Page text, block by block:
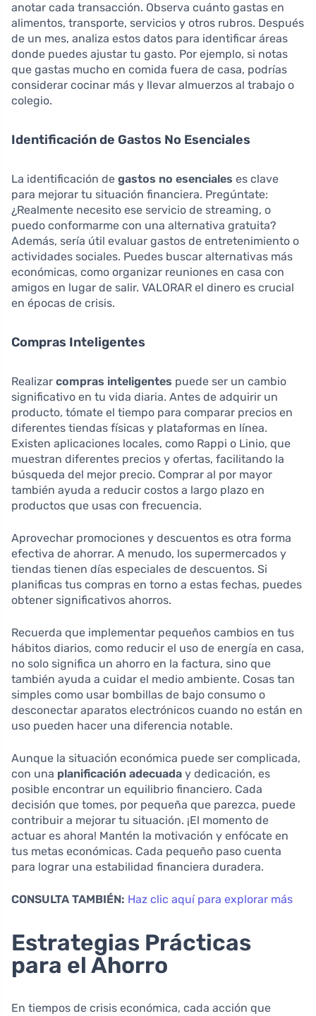
anotar cada transacción. Observa cuánto gastas en
alimentos, transporte, servicios y otros rubros. Después
de un mes, analiza estos datos para identificar áreas
donde puedes ajustar tu gasto. Por ejemplo, si notas
que gastas mucho en comida fuera de casa, podrías
considerar cocinar más y llevar almuerzos al trabajo o
colegio.
Identificación de Gastos No Esenciales
La identificación de gastos no esenciales es clave
para mejorar tu situación financiera. Pregúntate:
¿Realmente necesito ese servicio de streaming, o
puedo conformarme con una alternativa gratuita?
Además, sería útil evaluar gastos de entretenimiento o
actividades sociales. Puedes buscar alternativas más
económicas, como organizar reuniones en casa con
amigos en lugar de salir. VALORAR el dinero es crucial
en épocas de crisis.
Compras Inteligentes
Realizar compras inteligentes puede ser un cambio
significativo en tu vida diaria. Antes de adquirir un
producto, tómate el tiempo para comparar precios en
diferentes tiendas físicas y plataformas en línea.
Existen aplicaciones locales, como Rappi o Linio, que
muestran diferentes precios y ofertas, facilitando la
búsqueda del mejor precio. Comprar al por mayor
también ayuda a reducir costos a largo plazo en
productos que usas con frecuencia.
Aprovechar promociones y descuentos es otra forma
efectiva de ahorrar. A menudo, los supermercados y
tiendas tienen días especiales de descuentos. Si
planificas tus compras en torno a estas fechas, puedes
obtener significativos ahorros.
Recuerda que implementar pequeños cambios en tus
hábitos diarios, como reducir el uso de energía en casa,
no solo significa un ahorro en la factura, sino que
también ayuda a cuidar el medio ambiente. Cosas tan
simples como usar bombillas de bajo consumo o
desconectar aparatos electrónicos cuando no están en
uso pueden hacer una diferencia notable.
Aunque la situación económica puede ser complicada,
con una planificación adecuada y dedicación, es
posible encontrar un equilibrio financiero. Cada
decisión que tomes, por pequeña que parezca, puede
contribuir a mejorar tu situación. ¡El momento de
actuar es ahora! Mantén la motivación y enfócate en
tus metas económicas. Cada pequeño paso cuenta
para lograr una estabilidad financiera duradera.
CONSULTA TAMBIÉN: Haz clic aquí para explorar más
Estrategias Prácticas
para el Ahorro
En tiempos de crisis económica, cada acción que